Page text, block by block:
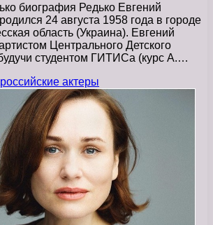
биография Редько Евгений
24 августа 1958 года в городе
область (Украина). Евгений
Центрального Детского
студентом ГИТИСа (курс А.…
актеры